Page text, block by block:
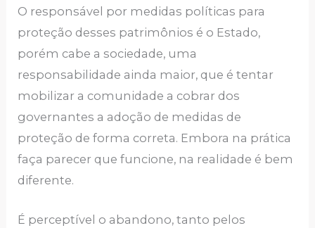
O responsável por medidas políticas para
proteção desses patrimônios é o Estado,
porém cabe a sociedade, uma
responsabilidade ainda maior, que é tentar
mobilizar a comunidade a cobrar dos
governantes a adoção de medidas de
proteção de forma correta. Embora na prática
faça parecer que funcione, na realidade é bem
diferente.
É perceptível o abandono, tanto pelos